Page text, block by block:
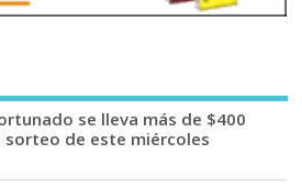
se lleva más de $400
sorteo de este miércoles